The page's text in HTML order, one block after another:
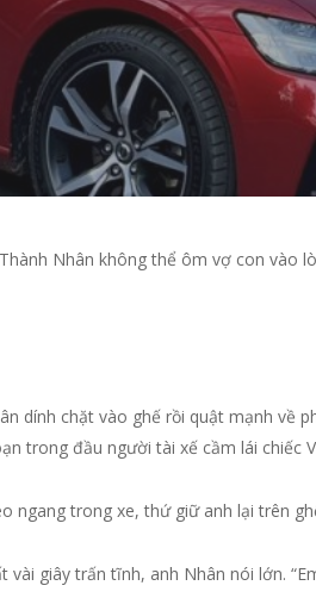
Nhân không thể ôm vợ con vào
dính chặt vào ghế rồi quật mạnh về
trong đầu người tài xế cầm lái chiếc
ngang trong xe, thứ giữ anh lại trên
giây trấn tĩnh, anh Nhân nói lớn.